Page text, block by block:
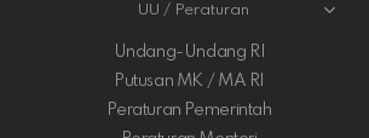
UU / Peraturan
Undang-Undang RI
Putusan MK / MA RI
Peraturan Pemerintah